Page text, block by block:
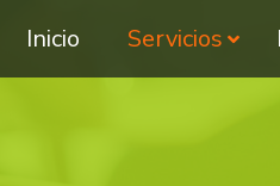
Inicio Servicios